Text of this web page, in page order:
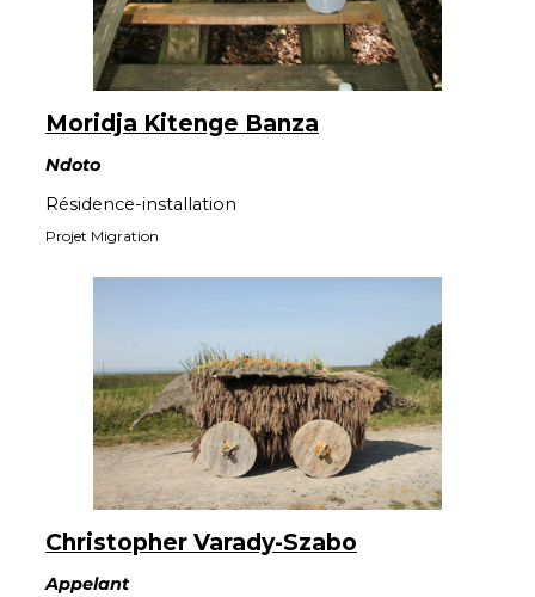
Moridja Kitenge Banza
Ndoto
Résidence-installation
Projet Migration
Christopher Varady-Szabo
Appelant